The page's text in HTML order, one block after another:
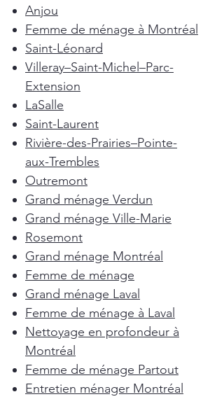
Anjou
Femme de ménage à Montréal
Saint-Léonard
Villeray–Saint-Michel–Parc-
Extension
LaSalle
Saint-Laurent
Rivière-des-Prairies–Pointe-
aux-Trembles
Outremont
Grand ménage Verdun
Grand ménage Ville-Marie
Rosemont
Grand ménage Montréal
Femme de ménage
Grand ménage Laval
Femme de ménage à Laval
Nettoyage en profondeur à
Montréal
Femme de ménage Partout
Entretien ménager Montréal